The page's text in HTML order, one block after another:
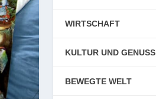
WIRTSCHAFT
KULTUR UND GENUSS
BEWEGTE WELT